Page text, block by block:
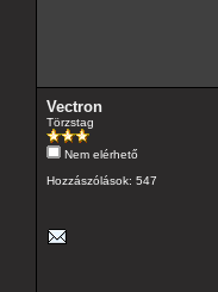
Vectron
Törzstag
Nem elérhető
Hozzászólások: 547